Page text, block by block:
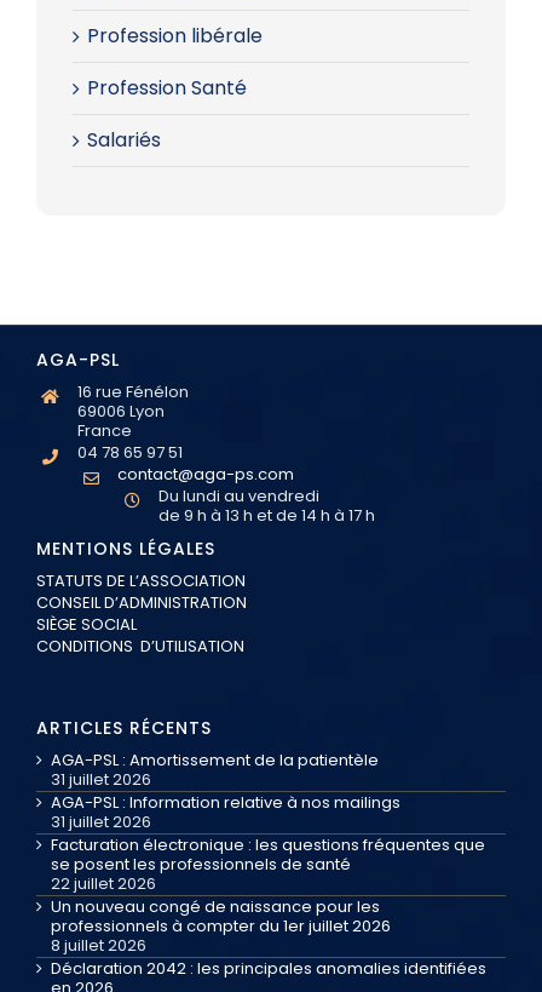
Profession libérale
Profession Santé
Salariés
AGA-PSL
16 rue Fénélon
69006 Lyon
France
04 78 65 97 51
contact@aga-ps.com
Du lundi au vendredi
de 9 h à 13 h et de 14 h à 17 h
MENTIONS LÉGALES
STATUTS DE L’ASSOCIATION
CONSEIL D’ADMINISTRATION
SIÈGE SOCIAL
CONDITIONS D’UTILISATION
ARTICLES RÉCENTS
AGA-PSL : Amortissement de la patientèle
31 juillet 2026
AGA-PSL : Information relative à nos mailings
31 juillet 2026
Facturation électronique : les questions fréquentes que
se posent les professionnels de santé
22 juillet 2026
Un nouveau congé de naissance pour les
professionnels à compter du 1er juillet 2026
8 juillet 2026
Déclaration 2042 : les principales anomalies identifiées